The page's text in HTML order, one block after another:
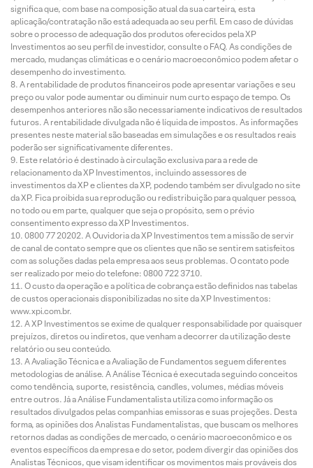
significa que, com base na composição atual da sua carteira, esta
aplicação/contratação não está adequada ao seu perfil. Em caso de dúvidas
sobre o processo de adequação dos produtos oferecidos pela XP
Investimentos ao seu perfil de investidor, consulte o FAQ. As condições de
mercado, mudanças climáticas e o cenário macroeconômico podem afetar o
desempenho do investimento.
A rentabilidade de produtos financeiros pode apresentar variações e seu
preço ou valor pode aumentar ou diminuir num curto espaço de tempo. Os
desempenhos anteriores não são necessariamente indicativos de resultados
futuros. A rentabilidade divulgada não é líquida de impostos. As informações
presentes neste material são baseadas em simulações e os resultados reais
poderão ser significativamente diferentes.
Este relatório é destinado à circulação exclusiva para a rede de
relacionamento da XP Investimentos, incluindo assessores de
investimentos da XP e clientes da XP, podendo também ser divulgado no site
da XP. Fica proibida sua reprodução ou redistribuição para qualquer pessoa,
no todo ou em parte, qualquer que seja o propósito, sem o prévio
consentimento expresso da XP Investimentos.
0800 77 20202. A Ouvidoria da XP Investimentos tem a missão de servir
de canal de contato sempre que os clientes que não se sentirem satisfeitos
com as soluções dadas pela empresa aos seus problemas. O contato pode
ser realizado por meio do telefone: 0800 722 3710.
O custo da operação e a política de cobrança estão definidos nas tabelas
de custos operacionais disponibilizadas no site da XP Investimentos:
www.xpi.com.br.
A XP Investimentos se exime de qualquer responsabilidade por quaisquer
prejuízos, diretos ou indiretos, que venham a decorrer da utilização deste
relatório ou seu conteúdo.
A Avaliação Técnica e a Avaliação de Fundamentos seguem diferentes
metodologias de análise. A Análise Técnica é executada seguindo conceitos
como tendência, suporte, resistência, candles, volumes, médias móveis
entre outros. Já a Análise Fundamentalista utiliza como informação os
resultados divulgados pelas companhias emissoras e suas projeções. Desta
forma, as opiniões dos Analistas Fundamentalistas, que buscam os melhores
retornos dadas as condições de mercado, o cenário macroeconômico e os
eventos específicos da empresa e do setor, podem divergir das opiniões dos
Analistas Técnicos, que visam identificar os movimentos mais prováveis dos